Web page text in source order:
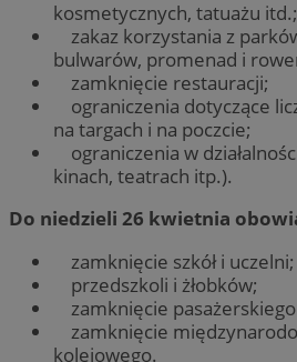
kosmetycznych, tatuażu itd.;
zakaz korzystania z
bulwarów, promenad i
zamknięcie restauracji;
ograniczenia dotyczące
na targach i na poczcie;
ograniczenia w
kinach, teatrach itp.).
Do niedzieli 26 kwietnia
zamknięcie szkół i uczelni;
przedszkoli i żłobków;
zamknięcie
zamknięcie
kolejowego.